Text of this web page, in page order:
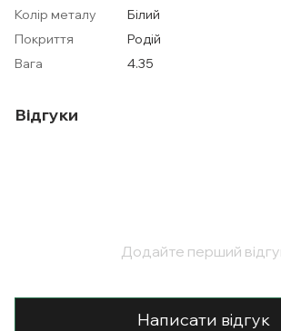
Колір металу
Білий
Покриття
Родій
Вага
4.35
Відгуки
Додайте перший
Написати відгук